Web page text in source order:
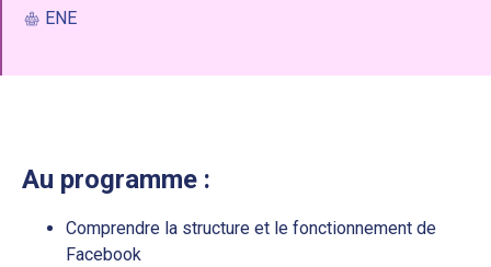
ENE
Au programme :
Comprendre la structure et le fonctionnement de
Facebook